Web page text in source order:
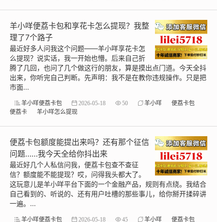
羊小咩便荔卡包和享花卡怎么提现？我整
理了7个路子
最近好多人问我这个问题——羊小咩享花卡怎
么提现？说实话，我一开始也懵。后来自己折
腾了几回，也问了几个做这行的朋友，算是摸出点门道。今天全抖
出来，你听完自己判断。先声明：我不是在教你违规操作。只是把
市面...
羊小咩便荔卡包 2026-05-18 50 羊小咩
便荔卡包
便荔卡
羊小咩怎么提现
便荔卡包额度能提出来吗？还有那个征信
问题……我今天全给你抖出来
最近好几个人私信问我，便荔卡包查不查征
信？额度能不能提现？哎，问得我头都大了。
这玩意儿是羊小咩平台下面的一个金融产品，规则有点绕。我结合
自己看到的、听说的、还有用户吐槽的那些事儿，给你掰开揉碎讲
一遍。...
羊小咩便荔卡包 2026-05-18 45 羊小咩 便荔卡包